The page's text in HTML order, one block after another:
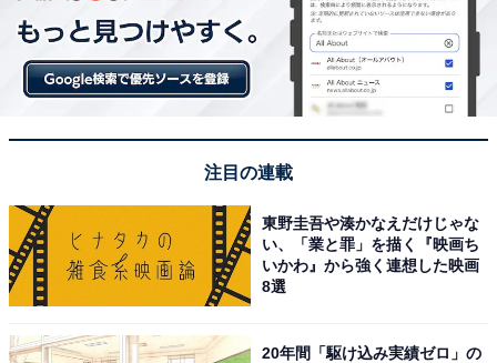
注目の連載
東野圭吾や湊かなえだけじゃな
い、「業と罪」を描く『映画ち
いかわ』から強く連想した映画
8選
20年間「駆け込み実績ゼロ」の